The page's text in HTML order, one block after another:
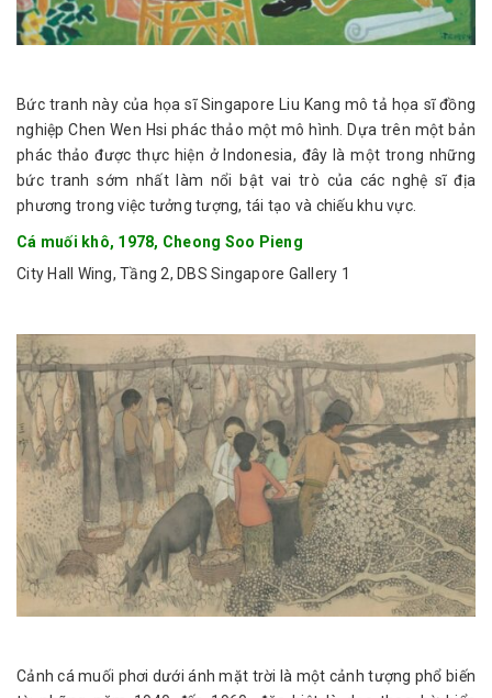
Bức tranh này của họa sĩ Singapore Liu Kang mô tả họa sĩ đồng
nghiệp Chen Wen Hsi phác thảo một mô hình. Dựa trên một bản
phác thảo được thực hiện ở Indonesia, đây là một trong những
bức tranh sớm nhất làm nổi bật vai trò của các nghệ sĩ địa
phương trong việc tưởng tượng, tái tạo và chiếu khu vực.
Cá muối khô, 1978, Cheong Soo Pieng
City Hall Wing, Tầng 2, DBS Singapore Gallery 1
Cảnh cá muối phơi dưới ánh mặt trời là một cảnh tượng phổ biến